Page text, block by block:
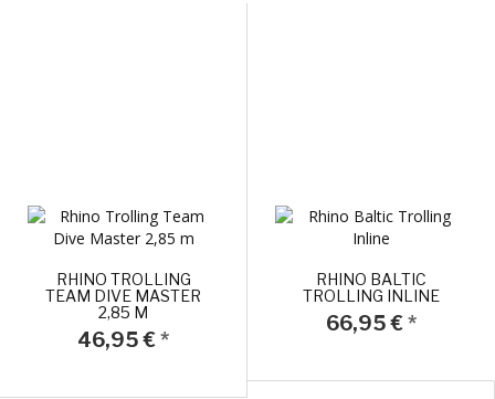
RHINO TROLLING
TEAM DIVE MASTER
2,85 M
46,95 €*
RHINO BALTIC
TROLLING INLINE
66,95 € *